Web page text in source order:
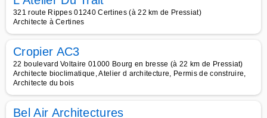
321 route Rippes 01240 Certines (à 22 km de Pressiat)
Architecte à Certines
Cropier AC3
22 boulevard Voltaire 01000 Bourg en bresse (à 22 km de Pressiat)
Architecte bioclimatique, Atelier d architecture, Permis de construire,
Architecte du bois
Bel Air Architectures